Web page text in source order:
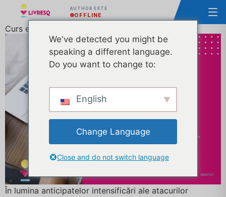
AUTHOR ESTE
OFFLINE
Curs elearning gratuit de securitate cibernetică
În lumina anticipatelor intensificări ale atacurilor
We've detected you might be
speaking a different language.
Do you want to change to:
English
Change Language
Close and do not switch language